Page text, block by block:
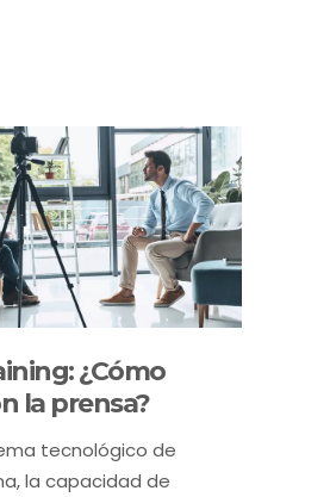
¿Cómo
la prensa?
tecnológico de
la capacidad de